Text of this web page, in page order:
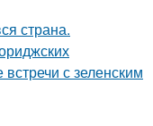
страна.
с зеленским